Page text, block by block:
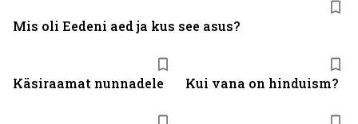
Käsiraamat nunnadele Kui vana on hinduism?
Mis oli Eedeni aed ja kus see asus?